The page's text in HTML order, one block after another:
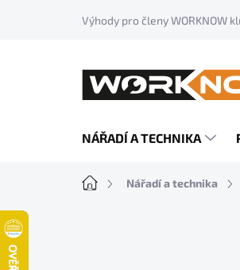
Výhody pro členy WORKNOW
NÁŘADÍ A TECHNIKA
Domů Nářadí a technika